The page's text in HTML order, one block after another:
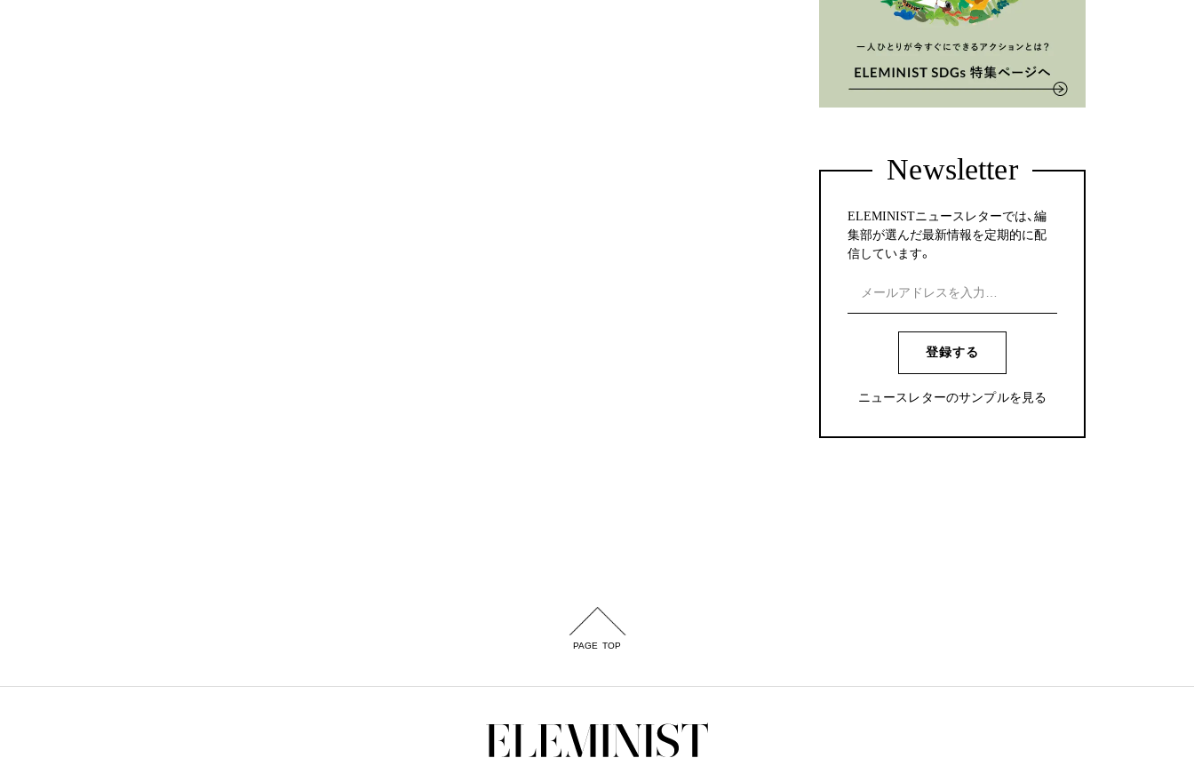
Newsletter
ELEMINISTニュースレターでは、編
集部が選んだ最新情報を定期的に配
信しています。
登録する
ニュースレターのサンプルを見る
PAGE TOP